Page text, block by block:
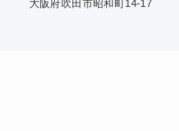
大阪府吹田市昭和町14-17